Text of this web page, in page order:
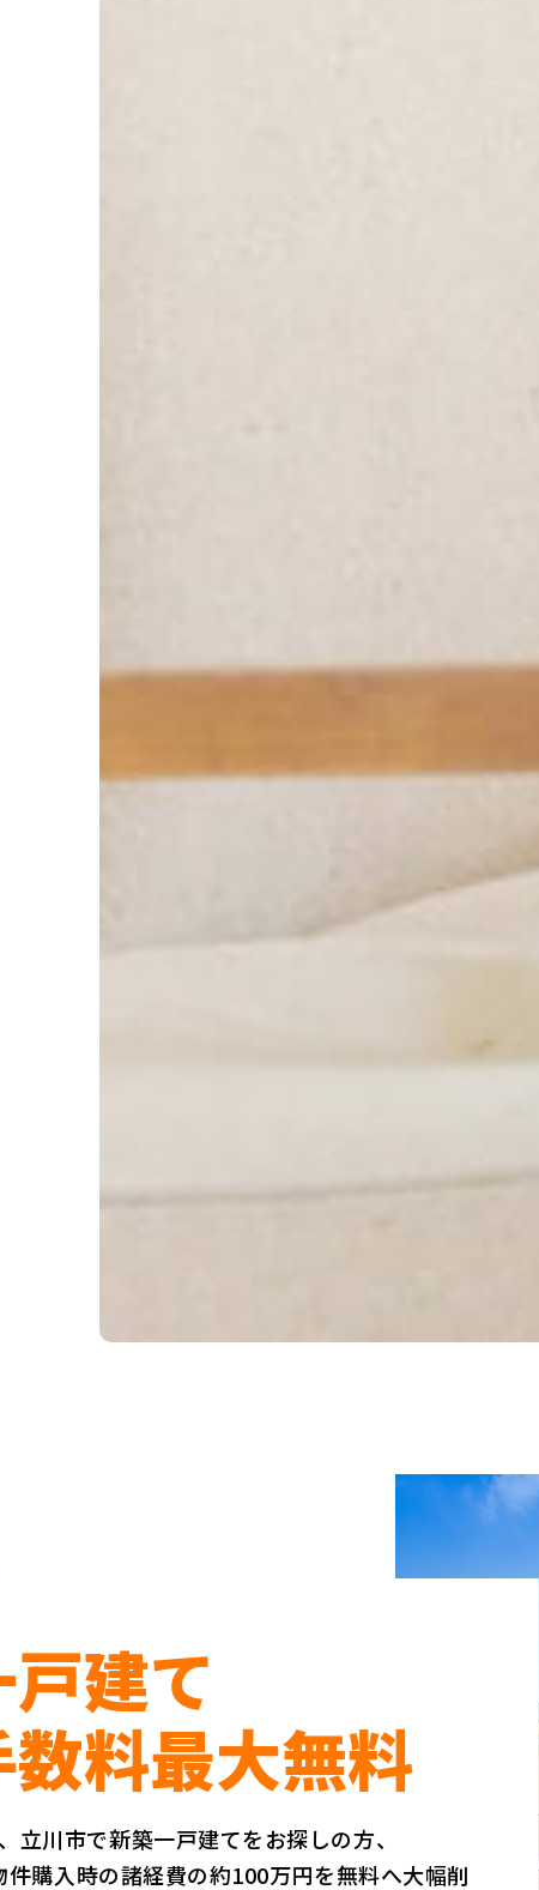
建て
料最大無料
立川市で新築一戸建てをお探しの方、
購入時の諸経費の約100万円を無料へ大幅削